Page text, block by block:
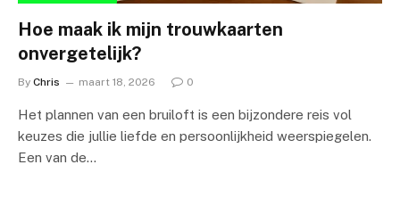
Hoe maak ik mijn trouwkaarten
onvergetelijk?
By Chris maart 18, 2026 0
Het plannen van een bruiloft is een bijzondere reis vol
keuzes die jullie liefde en persoonlijkheid weerspiegelen.
Een van de…